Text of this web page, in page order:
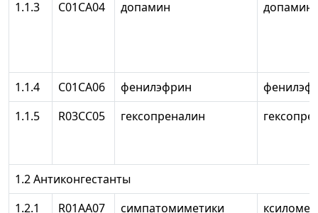
1.1.3 С01СА04 допамин допамин
1.1.4 С01СА06 фенилэфрин
1.1.5
R03CC05 гексопреналин
1.2 Антиконгестанты
1.2.1
R01AA07 симпатомиметики